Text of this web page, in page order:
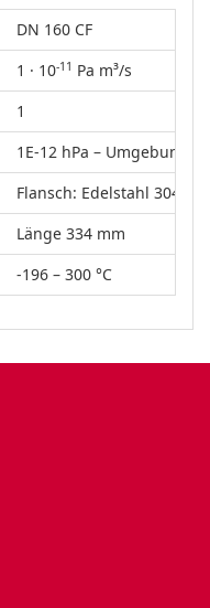
DN 160 CF
1 · 10-11 Pa m³/s
1
1E-12 hPa –
Flansch: Edelstahl 304L;
Länge 334 mm
-196 – 300 °C